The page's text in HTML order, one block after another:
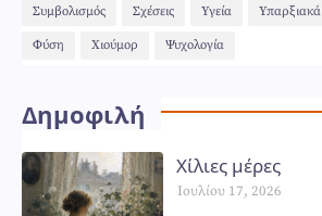
Συμβολισμός Σχέσεις Υγεία Υπαρξιακά
Φύση Χιούμορ Ψυχολογία
Δημοφιλή
Χίλιες μέρες
Ιουλίου 17, 2026